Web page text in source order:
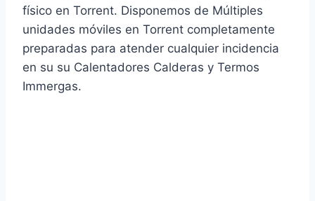
físico en Torrent. Disponemos de Múltiples
unidades móviles en Torrent completamente
preparadas para atender cualquier incidencia
en su su Calentadores Calderas y Termos
Immergas.